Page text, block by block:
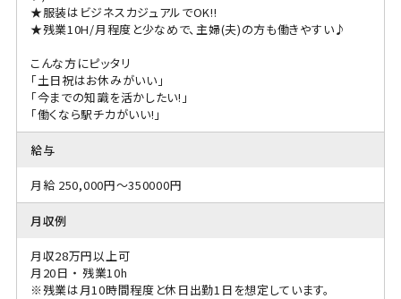
★服装はビジネスカジュアルでOK!!
★残業10H/月程度と少なめで、主婦(夫)の方も働きやすい♪
こんな方にピッタリ
「土日祝はお休みがいい」
「今までの知識を活かしたい!」
「働くなら駅チカがいい!」
給与
月給 250,000円～350000円
月収例
月収28万円以上可
月20日 ・ 残業10h
※残業は月10時間程度と休日出勤1日を想定しています。